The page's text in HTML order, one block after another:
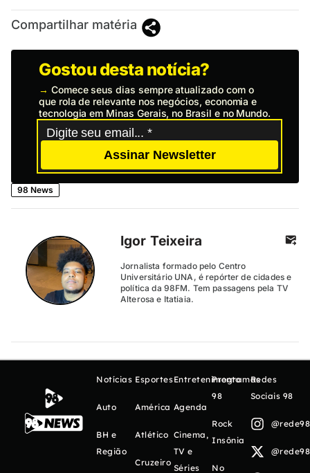
Compartilhar matéria
Gostou desta notícia?
→ Comece seus dias sempre atualizado com o
que rola de relevante nos negócios, economia e
tecnologia em Minas Gerais, no Brasil e no Mundo.
Assinar Newsletter
98 News
Igor Teixeira
Jornalista formado pelo Centro
Universitário UNA, é repórter de cidades e
política da 98FM. Tem passagens pela TV
Alterosa e Itatiaia.
Notícias
Auto
BH e
Região
Esportes
América
Atlético
Cruzeiro
Entretenimento
Agenda
Cinema,
TV e
Séries
Programas
98
Rock
Insônia
No
Redes
Sociais 98